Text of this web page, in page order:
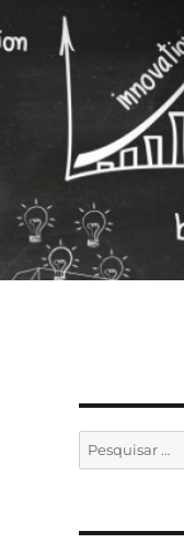
Pesquisar
por: